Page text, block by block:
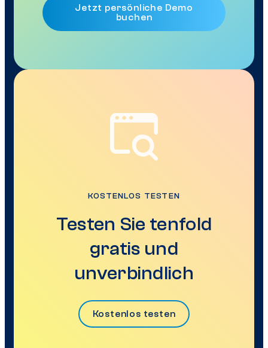
Jetzt persönliche Demo
buchen
KOSTENLOS TESTEN
Testen Sie tenfold
gratis und
unverbindlich
Kostenlos testen